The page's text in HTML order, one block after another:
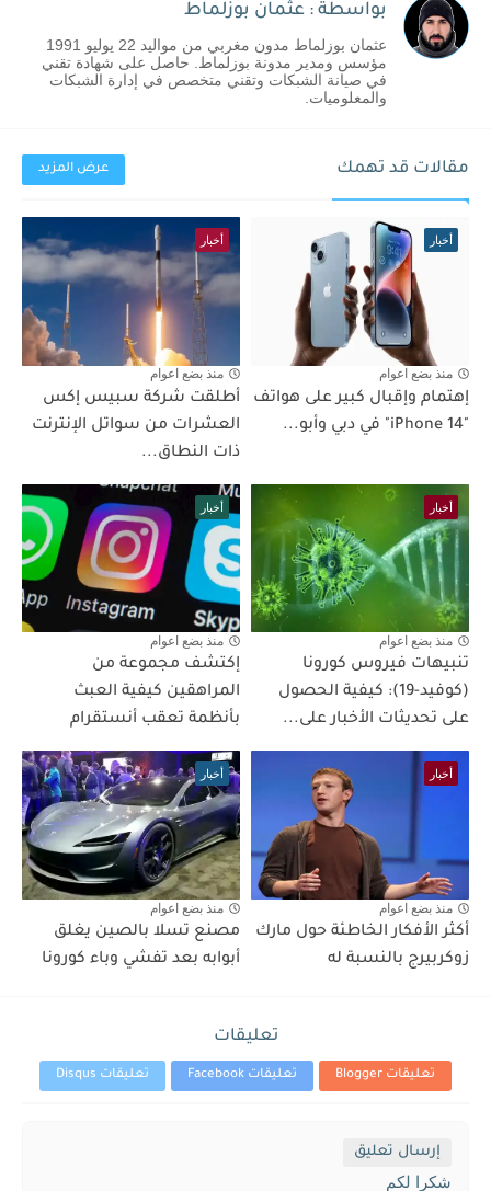
بواسطة : عثمان بوزلماط
عثمان بوزلماط مدون مغربي من مواليد 22 يوليو 1991
مؤسس ومدير مدونة بوزلماط. حاصل على شهادة تقني
في صيانة الشبكات وتقني متخصص في إدارة الشبكات
والمعلوميات.
مقالات قد تهمك عرض المزيد
أخبار
منذ بضع اعوام
إهتمام وإقبال كبير على هواتف
"iPhone 14" في دبي وأبو...
أخبار
منذ بضع اعوام
أطلقت شركة سبيس إكس
العشرات من سواتل الإنترنت
ذات النطاق...
أخبار
منذ بضع اعوام
تنبيهات فيروس كورونا
(كوفيد-19): كيفية الحصول
على تحديثات الأخبار على...
أخبار
منذ بضع اعوام
إكتشف مجموعة من
المراهقين كيفية العبث
بأنظمة تعقب أنستقرام
أخبار
منذ بضع اعوام
أكثر الأفكار الخاطئة حول مارك
زوكربيرج بالنسبة له
أخبار
منذ بضع اعوام
مصنع تسلا بالصين يغلق
أبوابه بعد تفشي وباء كورونا
تعليقات
تعليقات Blogger تعليقات Facebook تعليقات Disqus
إرسال تعليق
شكرا لكم